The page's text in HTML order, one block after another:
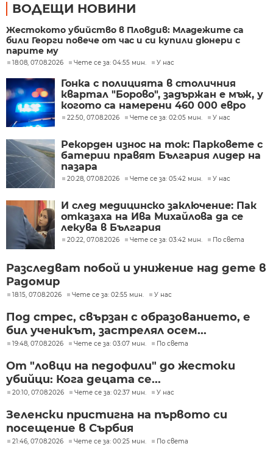
ВОДЕЩИ НОВИНИ
Жестокото убийство в Пловдив: Младежите са
били Георги повече от час и си купили дюнери с
парите му
18:08, 07.08.2026 Чете се за: 04:55 мин. У нас
Гонка с полицията в столичния
квартал "Борово", задържан е мъж, у
когото са намерени 460 000 евро
22:50, 07.08.2026 Чете се за: 02:05 мин. У нас
Рекорден износ на ток: Парковете с
батерии правят България лидер на
пазара
20:28, 07.08.2026 Чете се за: 05:42 мин. У нас
И след медицинско заключение: Пак
отказаха на Ива Михайлова да се
лекува в България
20:22, 07.08.2026 Чете се за: 03:42 мин. По света
Разследват побой и унижение над дете в
Радомир
18:15, 07.08.2026 Чете се за: 02:55 мин. У нас
Под стрес, свързан с образованието, е
бил ученикът, застрелял осем...
19:48, 07.08.2026 Чете се за: 03:07 мин. По света
От "ловци на педофили" до жестоки
убийци: Кога децата се...
20:10, 07.08.2026 Чете се за: 02:37 мин. У нас
Зеленски пристигна на първото си
посещение в Сърбия
21:46, 07.08.2026 Чете се за: 00:25 мин. По света